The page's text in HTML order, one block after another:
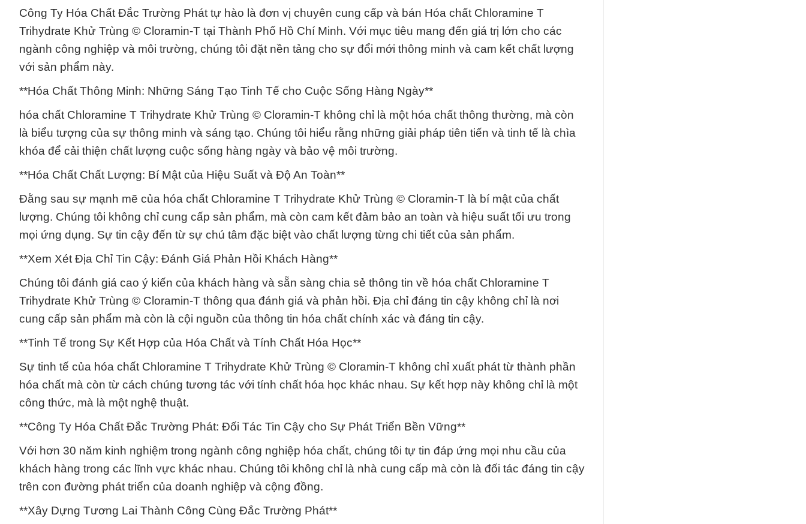
Công Ty Hóa Chất Đắc Trường Phát tự hào là đơn vị chuyên cung cấp và bán Hóa chất Chloramine T
Trihydrate Khử Trùng © Cloramin-T tại Thành Phố Hồ Chí Minh. Với mục tiêu mang đến giá trị lớn cho các
ngành công nghiệp và môi trường, chúng tôi đặt nền tảng cho sự đổi mới thông minh và cam kết chất lượng
với sản phẩm này.
**Hóa Chất Thông Minh: Những Sáng Tạo Tinh Tế cho Cuộc Sống Hàng Ngày**
hóa chất Chloramine T Trihydrate Khử Trùng © Cloramin-T không chỉ là một hóa chất thông thường, mà còn
là biểu tượng của sự thông minh và sáng tạo. Chúng tôi hiểu rằng những giải pháp tiên tiến và tinh tế là chìa
khóa để cải thiện chất lượng cuộc sống hàng ngày và bảo vệ môi trường.
**Hóa Chất Chất Lượng: Bí Mật của Hiệu Suất và Độ An Toàn**
Đằng sau sự mạnh mẽ của hóa chất Chloramine T Trihydrate Khử Trùng © Cloramin-T là bí mật của chất
lượng. Chúng tôi không chỉ cung cấp sản phẩm, mà còn cam kết đảm bảo an toàn và hiệu suất tối ưu trong
mọi ứng dụng. Sự tin cậy đến từ sự chú tâm đặc biệt vào chất lượng từng chi tiết của sản phẩm.
**Xem Xét Địa Chỉ Tin Cậy: Đánh Giá Phản Hồi Khách Hàng**
Chúng tôi đánh giá cao ý kiến của khách hàng và sẵn sàng chia sẻ thông tin về hóa chất Chloramine T
Trihydrate Khử Trùng © Cloramin-T thông qua đánh giá và phản hồi. Địa chỉ đáng tin cậy không chỉ là nơi
cung cấp sản phẩm mà còn là cội nguồn của thông tin hóa chất chính xác và đáng tin cậy.
**Tinh Tế trong Sự Kết Hợp của Hóa Chất và Tính Chất Hóa Học**
Sự tinh tế của hóa chất Chloramine T Trihydrate Khử Trùng © Cloramin-T không chỉ xuất phát từ thành phần
hóa chất mà còn từ cách chúng tương tác với tính chất hóa học khác nhau. Sự kết hợp này không chỉ là một
công thức, mà là một nghệ thuật.
**Công Ty Hóa Chất Đắc Trường Phát: Đối Tác Tin Cậy cho Sự Phát Triển Bền Vững**
Với hơn 30 năm kinh nghiệm trong ngành công nghiệp hóa chất, chúng tôi tự tin đáp ứng mọi nhu cầu của
khách hàng trong các lĩnh vực khác nhau. Chúng tôi không chỉ là nhà cung cấp mà còn là đối tác đáng tin cậy
trên con đường phát triển của doanh nghiệp và cộng đồng.
**Xây Dựng Tương Lai Thành Công Cùng Đắc Trường Phát**